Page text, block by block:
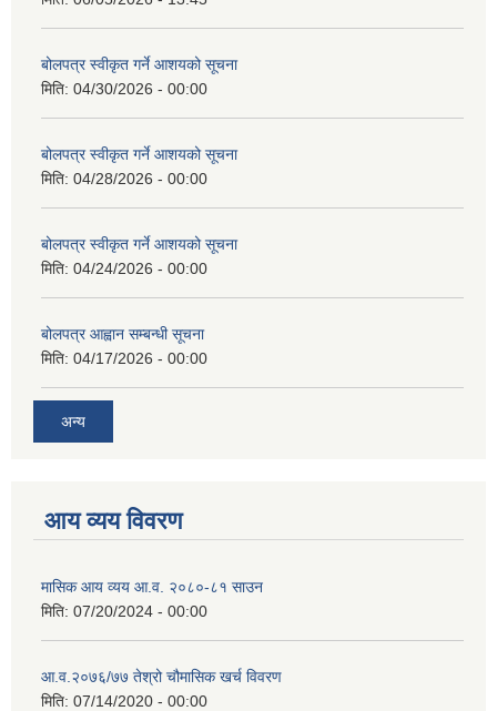
बोलपत्र स्वीकृत गर्ने आशयको सूचना
मिति: 04/30/2026 - 00:00
बोलपत्र स्वीकृत गर्ने आशयको सूचना
मिति: 04/28/2026 - 00:00
बोलपत्र स्वीकृत गर्ने आशयको सूचना
मिति: 04/24/2026 - 00:00
बोलपत्र आह्वान सम्बन्धी सूचना
मिति: 04/17/2026 - 00:00
अन्य
आय व्यय विवरण
मासिक आय व्यय आ.व. २०८०-८१ साउन
मिति: 07/20/2024 - 00:00
आ.व.२०७६/७७ तेश्रो चौमासिक खर्च विवरण
मिति: 07/14/2020 - 00:00